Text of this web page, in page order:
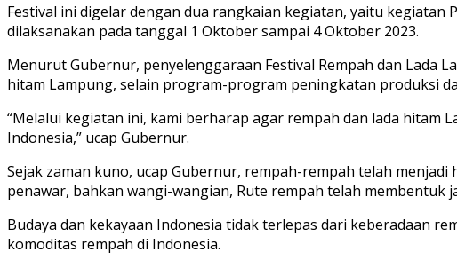
Festival ini digelar dengan dua rangkaian kegiatan, yaitu kegiatan
dilaksanakan pada tanggal 1 Oktober sampai 4 Oktober 2023.
Menurut Gubernur, penyelenggaraan Festival Rempah dan Lada
hitam Lampung, selain program-program peningkatan produksi
“Melalui kegiatan ini, kami berharap agar rempah dan lada hitam
Indonesia,” ucap Gubernur.
Sejak zaman kuno, ucap Gubernur, rempah-rempah telah
penawar, bahkan wangi-wangian, Rute rempah telah membentuk
Budaya dan kekayaan Indonesia tidak terlepas dari keberadaan
komoditas rempah di Indonesia.